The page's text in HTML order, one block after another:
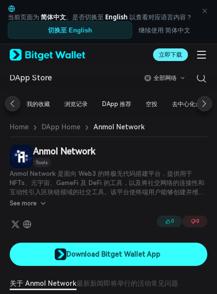
English
日本語
Tiếng Việt
Русский
Español (Latinoamérica)
Türkçe
Français
简体中文
繁體中文
Bahasa Indonesia
ภาษาไทย
العربية
Español
Português (Brasil)
Español (Argentina)
当前页面为 简体中文。是否切换至 English 以查看对应语言内容？
切换至 English 继续使用 简体中文
立即下载
DApp Store 全部网络
我的收藏 浏览记录 DApp 推荐 空投 去中心化金融
Home › DApp Home › Anmol Network
Anmol Network
Tools
Anmol Network 是面向 Web3 的终极无代码搭建平台，提供用于
NFTs、元宇宙、GameFi 及 DeFi 的工具，以及将社交网络的连接性和
互动性引入区块链领域的社交工具。该平台使终端用户能够创建并维护
自己的数字资产，如 NFTs 或代币，部署并管理去中心化的社区驱动型
See more
0 0
Download Bitget Wallet App
关于 Anmol Network最新新闻即将举行的活动常见问题